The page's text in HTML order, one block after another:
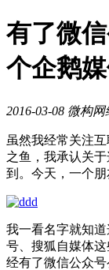
有了微
个企鹅
2016-03-08 微构网
虽然我经常关注
之鱼，我承认关
到。今天，一个朋
我一看名字就知
号、搜狐自媒体
经有了微信公众